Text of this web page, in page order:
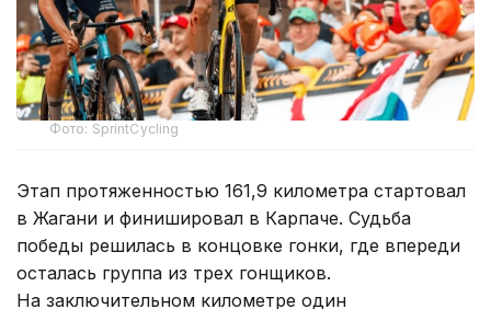
Фото: SprintCycling
Этап протяженностью 161,9 километра стартовал
в Жагани и финишировал в Карпаче. Судьба
победы решилась в концовке гонки, где впереди
осталась группа из трех гонщиков.
На заключительном километре один